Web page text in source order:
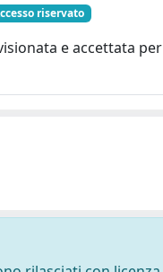
riservato
e accettata per